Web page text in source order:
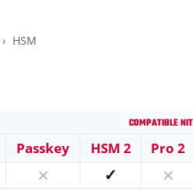
HSM
Compatible
Passkey HSM 2 Pro 2
⨯ ✓ ⨯